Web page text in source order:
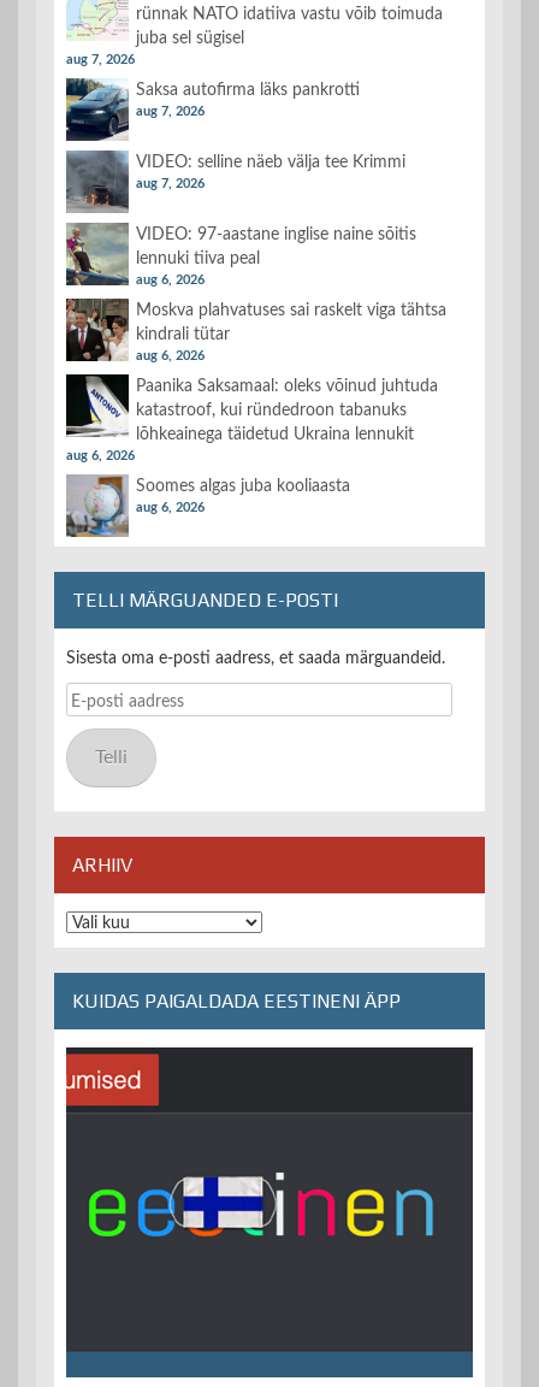
rünnak NATO idatiiva vastu võib toimuda
juba sel sügisel
aug 7, 2026
Saksa autofirma läks pankrotti
aug 7, 2026
VIDEO: selline näeb välja tee Krimmi
aug 7, 2026
VIDEO: 97-aastane inglise naine sõitis
lennuki tiiva peal
aug 6, 2026
Moskva plahvatuses sai raskelt viga tähtsa
kindrali tütar
aug 6, 2026
Paanika Saksamaal: oleks võinud juhtuda
katastroof, kui ründedroon tabanuks
lõhkeainega täidetud Ukraina lennukit
aug 6, 2026
Soomes algas juba kooliaasta
aug 6, 2026
TELLI MÄRGUANDED E-POSTI
Sisesta oma e-posti aadress, et saada märguandeid.
E-
posti
aadress
Telli
ARHIIV
Arhiiv
KUIDAS PAIGALDADA EESTINENI ÄPP